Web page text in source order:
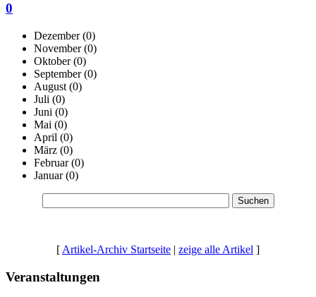
0
Dezember(0)
November(0)
Oktober(0)
September(0)
August (0)
Juli (0)
Juni (0)
Mai (0)
April (0)
März (0)
Februar(0)
Januar(0)
[ Artikel-Archiv Startseite | zeige alle Artikel ]
Veranstaltungen